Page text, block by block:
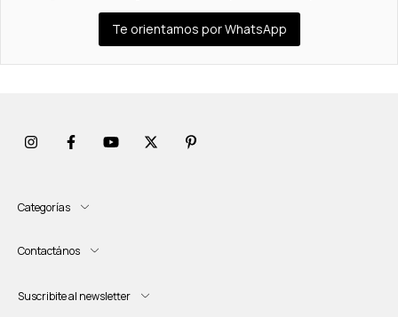
Te orientamos por WhatsApp
Categorías
Contactános
Suscribite al newsletter